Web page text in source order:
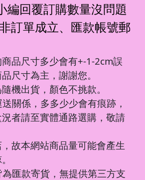
編回覆訂購數量沒問題
訂單成立、匯款帳號郵
商品尺寸多少會有+-1-2cm誤
尺寸為主，謝謝您。
機出貨，顏色不挑款。
關係，多多少少會有痕跡，
者請至實體通路選購，敬請
，故本網站商品量可能會產生
匯款寄貨，無提供第三方支